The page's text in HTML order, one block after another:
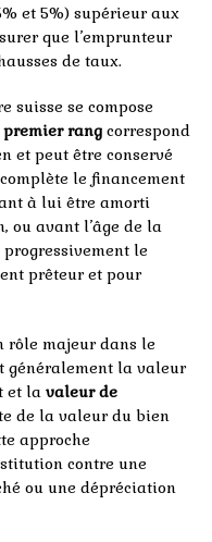
et 5%) supérieur aux
que l’emprunteur
de taux.
suisse se compose
premier rang correspond
et peut être conservé
le financement
à lui être amorti
ou avant l’âge de la
le
prêteur et pour
rôle majeur dans le
généralement la valeur
et la valeur de
de la valeur du bien
approche
contre une
ou une dépréciation